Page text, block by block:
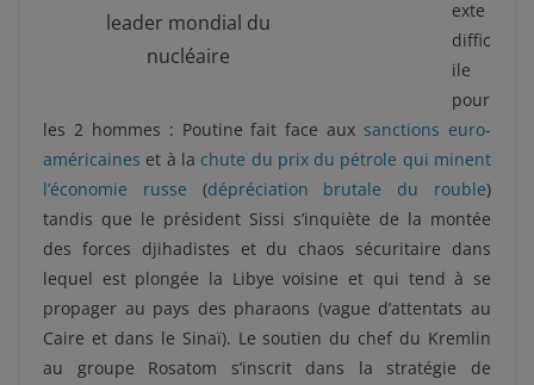
leader mondial du
nucléaire
exte
diffic
ile
pour
les 2 hommes : Poutine fait face aux sanctions euro-
américaines et à la chute du prix du pétrole qui minent
l’économie russe (dépréciation brutale du rouble)
tandis que le président Sissi s’inquiète de la montée
des forces djihadistes et du chaos sécuritaire dans
lequel est plongée la Libye voisine et qui tend à se
propager au pays des pharaons (vague d’attentats au
Caire et dans le Sinaï). Le soutien du chef du Kremlin
au groupe Rosatom s’inscrit dans la stratégie de